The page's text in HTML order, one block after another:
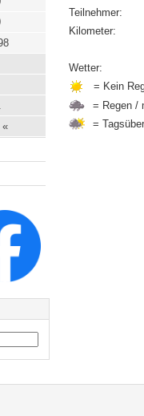
«
Teilnehmer:
Kilometer:
Wetter:
= Kein
= Regen /
=